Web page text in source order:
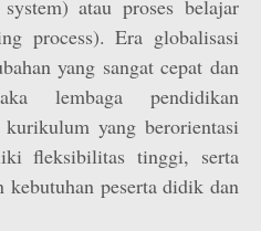
atau proses belajar
process). Era globalisasi
yang sangat cepat dan
lembaga pendidikan
yang berorientasi
fleksibilitas tinggi, serta
kebutuhan peserta didik dan